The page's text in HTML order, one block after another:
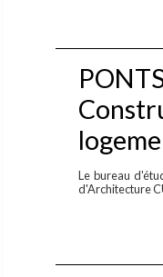
Le bureau
d'Architecture